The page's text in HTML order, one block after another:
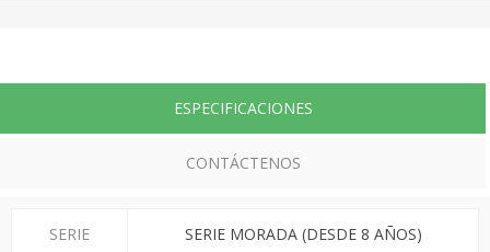
ESPECIFICACIONES
CONTÁCTENOS
SERIE SERIE MORADA (DESDE 8 AÑOS)